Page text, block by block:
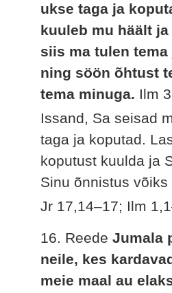
ukse taga ja
kuuleb mu häält
siis ma tulen
ning söön õhtust
tema minuga. Ilm
Issand, Sa seisad
taga ja koputad.
koputust kuulda ja
Sinu õnnistus
Jr 17,14–17; Ilm
16. ReedeJumala
neile, kes
meie maal au